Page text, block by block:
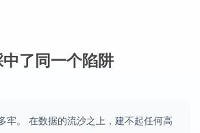
了同一个陷阱
牢。 在数据的流沙之上，建不起任何高